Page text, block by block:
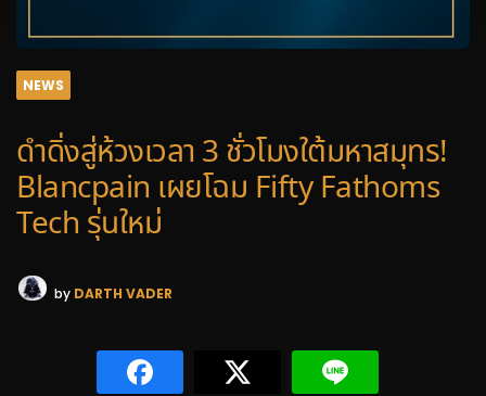
NEWS
ดำดิ่งสู่ห้วงเวลา 3 ชั่วโมงใต้มหาสมุทร!
Blancpain เผยโฉม Fifty Fathoms
Tech รุ่นใหม่
by DARTH VADER